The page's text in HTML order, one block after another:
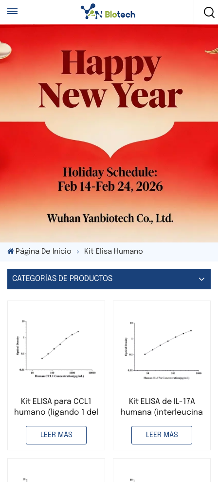
Página De Inicio Kit Elisa Humano
CATEGORÍAS DE PRODUCTOS
Kit ELISA para CCL1
humano (ligando 1 del
quimiocina)
LEER MÁS
Kit ELISA de IL-17A
humana (interleucina
LEER MÁS